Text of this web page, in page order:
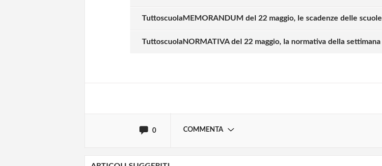
TuttoscuolaMEMORANDUM del 22 maggio, le scadenze delle scuole
TuttoscuolaNORMATIVA del 22 maggio, la normativa della settimana
0 COMMENTA
Solo gli utenti registrati possono commentare!